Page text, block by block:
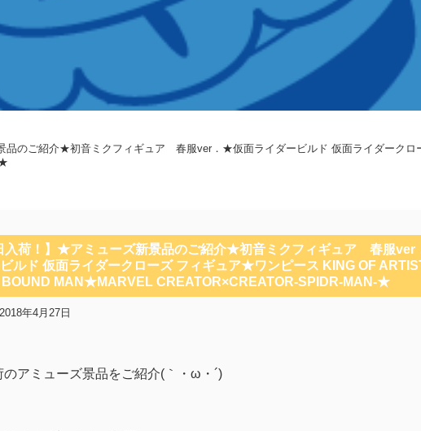
品のご紹介★初音ミクフィギュア 春服ver．★仮面ライダービルド 仮面ライダーク
入荷！】★アミューズ新景品のご紹介★初音ミクフィギュア 春服
ルド 仮面ライダークローズ フィギュア★ワンピース KING OF
BOUND MAN★MARVEL CREATOR×CREATOR-SPIDR-MAN-★
2018年4月27日
アミューズ景品をご紹介(｀・ω・´)ゞ